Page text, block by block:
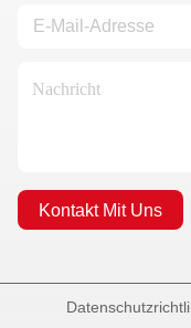
Kontakt Mit Uns